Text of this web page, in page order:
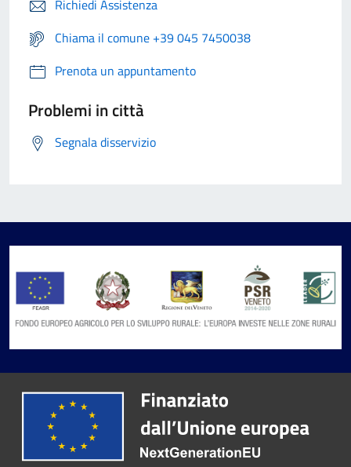
Richiedi Assistenza
Chiama il comune +39 045 7450038
Prenota un appuntamento
Problemi in città
Segnala disservizio